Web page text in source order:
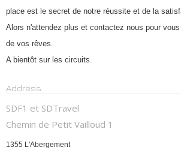
place est le secret de notre réussite et de la
Alors n'attendez plus et contactez nous pour
de vos rêves.
A bientôt sur les circuits.
Address
SDF1 et SDTravel
Chemin de Petit Vailloud 1
1355 L'Abergement